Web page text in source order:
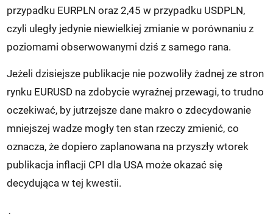
przypadku EURPLN oraz 2,45 w przypadku USDPLN,
czyli uległy jedynie niewielkiej zmianie w porównaniu z
poziomami obserwowanymi dziś z samego rana.
Jeżeli dzisiejsze publikacje nie pozwoliły żadnej ze stron
rynku EURUSD na zdobycie wyraźnej przewagi, to trudno
oczekiwać, by jutrzejsze dane makro o zdecydowanie
mniejszej wadze mogły ten stan rzeczy zmienić, co
oznacza, że dopiero zaplanowana na przyszły wtorek
publikacja inflacji CPI dla USA może okazać się
decydująca w tej kwestii.